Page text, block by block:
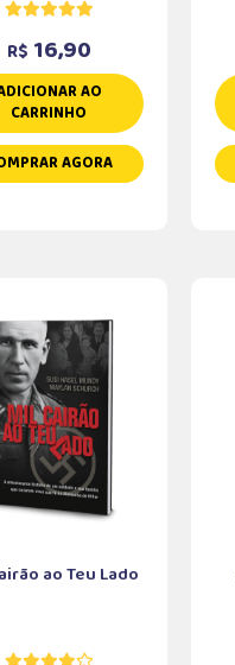
R$ 16,90
AO
CARRINHO
AGORA
ao Teu Lado